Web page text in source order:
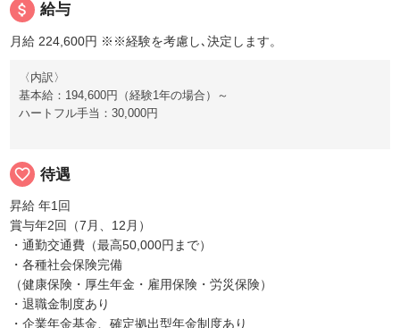
attach_money 給与
月給 224,600円 ※※経験を考慮し､決定します。
〈内訳〉
基本給：194,600円（経験1年の場合）～
ハートフル手当：30,000円
favorite_border 待遇
昇給 年1回
賞与年2回（7月、12月）
・通勤交通費（最高50,000円まで）
・各種社会保険完備
（健康保険・厚生年金・雇用保険・労災保険）
・退職金制度あり
・企業年金基金、確定拠出型年金制度あり